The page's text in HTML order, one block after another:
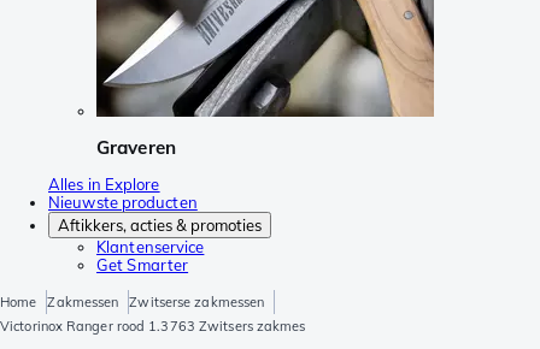
Graveren
Alles in Explore
Nieuwste producten
Aftikkers, acties & promoties
Klantenservice
Get Smarter
Home Zakmessen
Zwitserse zakmessen
Victorinox Ranger rood 1.3763 Zwitsers zakmes